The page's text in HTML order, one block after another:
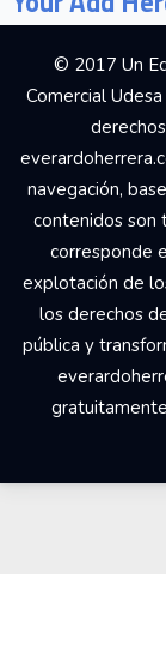
© 2017 Un
Comercial
navegación,
contenidos son
corresponde
explotación de
los derechos
pública y